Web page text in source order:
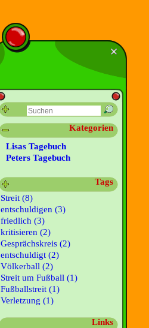
Kategorien
Lisas Tagebuch
Peters Tagebuch
Tags
Streit (8)
entschuldigen (3)
friedlich (3)
kritisieren (2)
Gesprächskreis (2)
entschuldigt (2)
Völkerball (2)
Streit um Fußball (1)
Fußballstreit (1)
Verletzung (1)
Links